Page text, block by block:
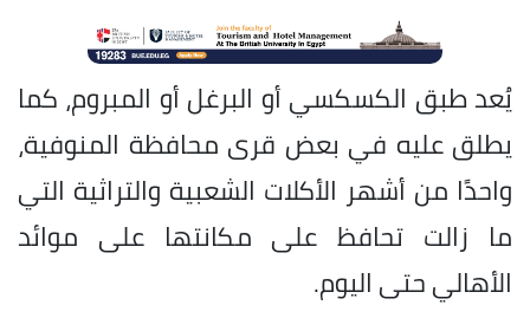
يُعد طبق الكسكسي أو البرغل أو المبروم، كما
يطلق عليه في بعض قرى محافظة المنوفية،
واحدًا من أشهر الأكلات الشعبية والتراثية التي
ما زالت تحافظ على مكانتها على موائد
الأهالي حتى اليوم.